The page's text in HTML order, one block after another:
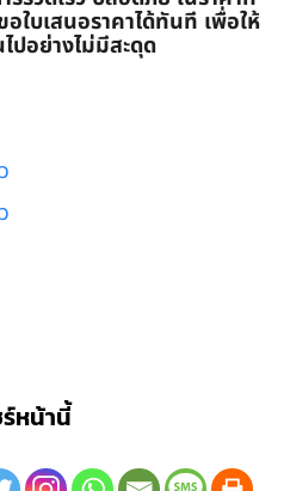
ใบเสนอราคาได้ทันที เพื่อให้
ปอย่างไม่มีสะดุด
หน้านี้